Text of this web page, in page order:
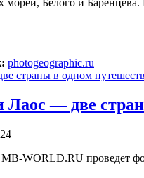
photogeographic.ru
Лаос — две
WORLD.RU проведет